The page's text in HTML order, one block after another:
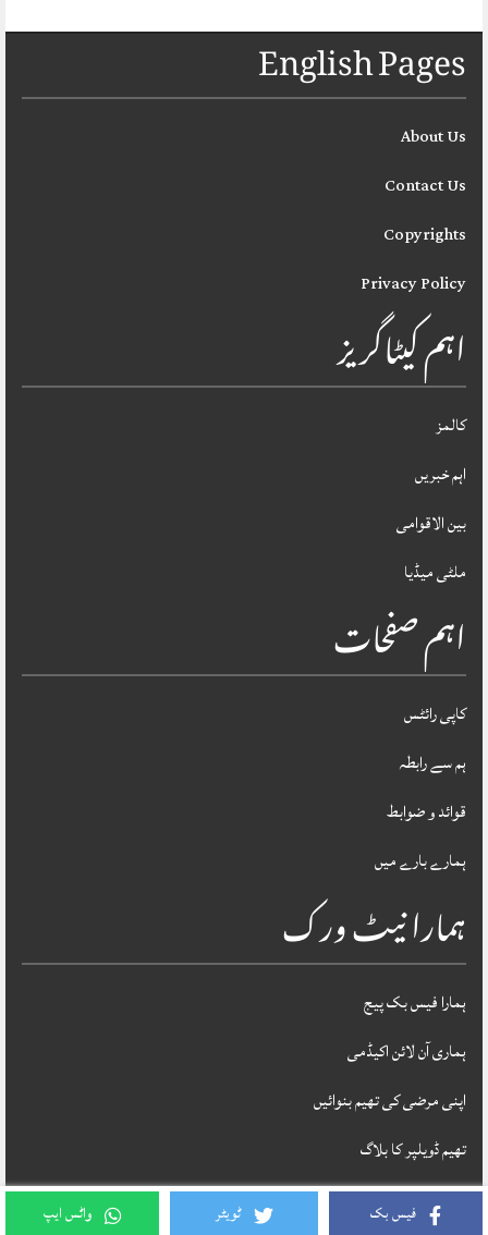
فیس بک ٹویٹر واٹس ایپ
English Pages
About Us
Contact Us
Copyrights
Privacy Policy
اہم کیٹاگریز
کالمز
اہم خبریں
بین الاقوامی
ملٹی میڈیا
اہم صفحات
کاپی رائٹس
ہم سے رابطہ
قوائد و ضوابط
ہمارے بارے میں
ہمارا نیٹ ورک
ہمارا فیس بک پیج
ہماری آن لائن اکیڈمی
اپنی مرضی کی تھیم بنوائیں
تھیم ڈویلپر کا بلاگ
Theme Designed & Developed By STYLOTHEMES